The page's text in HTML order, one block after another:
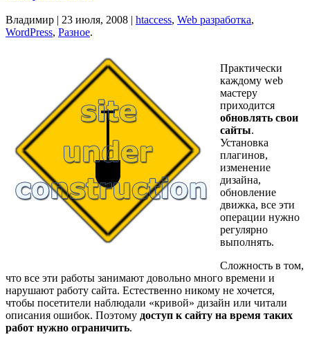
Владимир | 23 июля, 2008 htaccess, Web разработка,
WordPress, Разное.
Практически
каждому web
мастеру
приходится
обновлять свои
сайты.
Установка
плагинов,
изменение
дизайна,
обновление
движка, все эти
операции нужно
регулярно
выполнять.
Сложность в том,
что все эти работы занимают довольно много времени и
нарушают работу сайта. Естественно никому не хочется,
чтобы посетители наблюдали «кривой» дизайн или читали
описания ошибок. Поэтому доступ к сайту на время таких
работ нужно ограничить.